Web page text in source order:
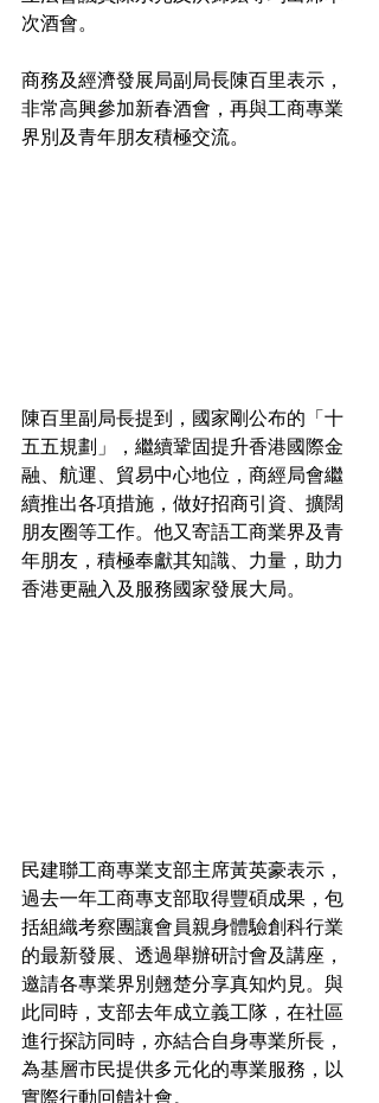
次酒會。
商務及經濟發展局副局長陳百里表示，
非常高興參加新春酒會，再與工商專業
界別及青年朋友積極交流。
陳百里副局長提到，國家剛公布的「十
五五規劃」，繼續鞏固提升香港國際金
融、航運、貿易中心地位，商經局會繼
續推出各項措施，做好招商引資、擴闊
朋友圈等工作。他又寄語工商業界及青
年朋友，積極奉獻其知識、力量，助力
香港更融入及服務國家發展大局。
民建聯工商專業支部主席黃英豪表示，
過去一年工商專支部取得豐碩成果，包
括組織考察團讓會員親身體驗創科行業
的最新發展、透過舉辦研討會及講座，
邀請各專業界別翹楚分享真知灼見。與
此同時，支部去年成立義工隊，在社區
進行探訪同時，亦結合自身專業所長，
為基層市民提供多元化的專業服務，以
實際行動回饋社會。